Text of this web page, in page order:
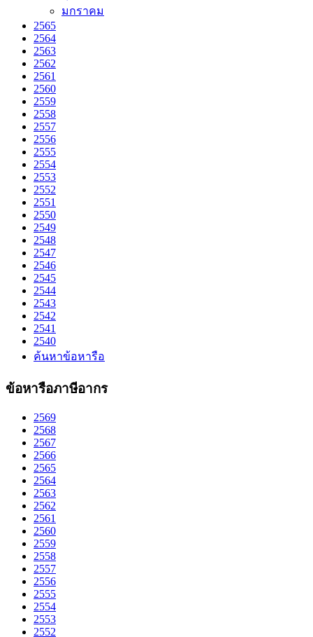
มกราคม
2565
2564
2563
2562
2561
2560
2559
2558
2557
2556
2555
2554
2553
2552
2551
2550
2549
2548
2547
2546
2545
2544
2543
2542
2541
2540
ค้นหาข้อหารือ
ข้อหารือภาษีอากร
2569
2568
2567
2566
2565
2564
2563
2562
2561
2560
2559
2558
2557
2556
2555
2554
2553
2552